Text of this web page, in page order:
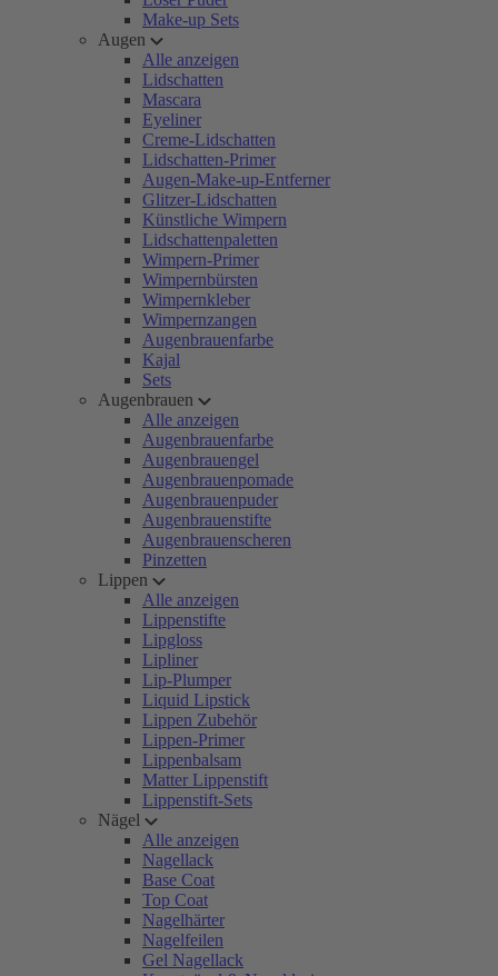
Make-up Sets
Augen
Alle anzeigen
Lidschatten
Mascara
Eyeliner
Creme-Lidschatten
Lidschatten-Primer
Augen-Make-up-Entferner
Glitzer-Lidschatten
Künstliche Wimpern
Lidschattenpaletten
Wimpern-Primer
Wimpernbürsten
Wimpernkleber
Wimpernzangen
Augenbrauenfarbe
Kajal
Sets
Augenbrauen
Alle anzeigen
Augenbrauenfarbe
Augenbrauengel
Augenbrauenpomade
Augenbrauenpuder
Augenbrauenstifte
Augenbrauenscheren
Pinzetten
Lippen
Alle anzeigen
Lippenstifte
Lipgloss
Lipliner
Lip-Plumper
Liquid Lipstick
Lippen Zubehör
Lippen-Primer
Lippenbalsam
Matter Lippenstift
Lippenstift-Sets
Nägel
Alle anzeigen
Nagellack
Base Coat
Top Coat
Nagelhärter
Nagelfeilen
Gel Nagellack